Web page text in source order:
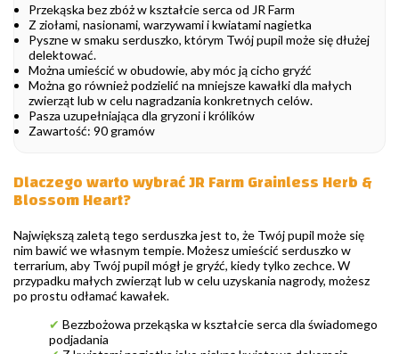
Przekąska bez zbóż w kształcie serca od JR Farm
Z ziołami, nasionami, warzywami i kwiatami nagietka
Pyszne w smaku serduszko, którym Twój pupil może się dłużej
delektować.
Można umieścić w obudowie, aby móc ją cicho gryźć
Można go również podzielić na mniejsze kawałki dla małych
zwierząt lub w celu nagradzania konkretnych celów.
Pasza uzupełniająca dla gryzoni i królików
Zawartość: 90 gramów
Dlaczego warto wybrać JR Farm Grainless Herb &
Blossom Heart?
Największą zaletą tego serduszka jest to, że Twój pupil może się
nim bawić we własnym tempie. Możesz umieścić serduszko w
terrarium, aby Twój pupil mógł je gryźć, kiedy tylko zechce. W
przypadku małych zwierząt lub w celu uzyskania nagrody, możesz
po prostu odłamać kawałek.
✔ Bezzbożowa przekąska w kształcie serca dla świadomego
podjadania